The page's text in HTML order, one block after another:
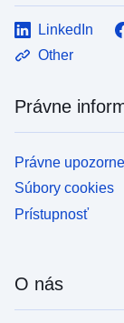
LinkedIn
Other
Právne
Právne
Súbory cookies
Prístupnosť
O nás